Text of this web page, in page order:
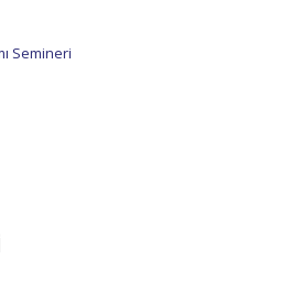
Semineri